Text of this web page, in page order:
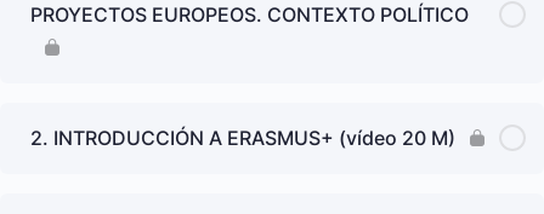
PROYECTOS EUROPEOS. CONTEXTO POLÍTICO
2. INTRODUCCIÓN A ERASMUS+ (vídeo 20 M)